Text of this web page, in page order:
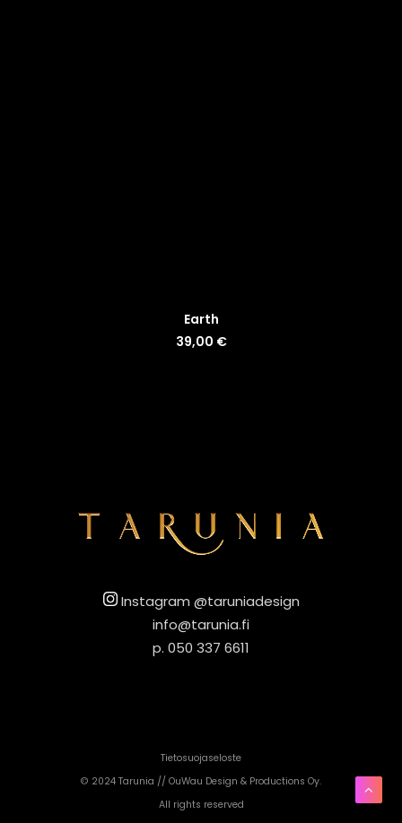
LISÄÄ OSTOSKORIIN
Earth
39,00 €
Instagram @taruniadesign
info@tarunia.fi
p. 050 337 6611
Tietosuojaseloste
© 2024 Tarunia // OuWau Design & Productions Oy.
All rights reserved